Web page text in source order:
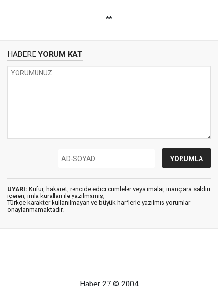
**
HABERE YORUM KAT
UYARI: Küfür, hakaret, rencide edici cümleler veya imalar, inançlara saldırı
içeren, imla kuralları ile yazılmamış,
Türkçe karakter kullanılmayan ve büyük harflerle yazılmış yorumlar
onaylanmamaktadır.
Haber 27 © 2004